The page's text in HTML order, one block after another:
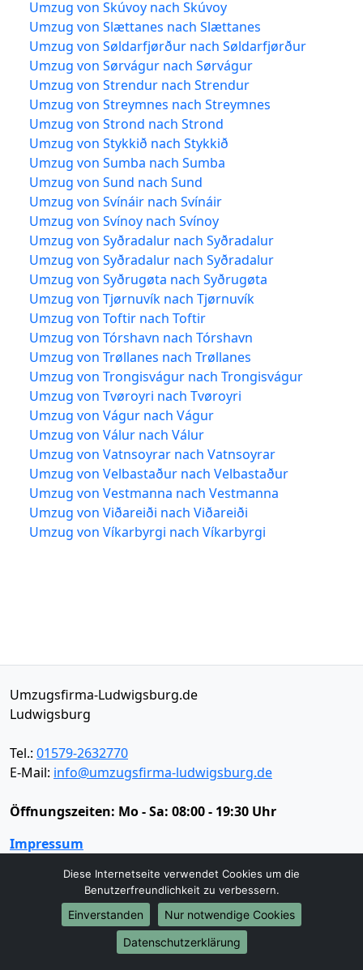
Umzug von Skúvoy nach Skúvoy
Umzug von Slættanes nach Slættanes
Umzug von Søldarfjørður nach Søldarfjørður
Umzug von Sørvágur nach Sørvágur
Umzug von Strendur nach Strendur
Umzug von Streymnes nach Streymnes
Umzug von Strond nach Strond
Umzug von Stykkið nach Stykkið
Umzug von Sumba nach Sumba
Umzug von Sund nach Sund
Umzug von Svínáir nach Svínáir
Umzug von Svínoy nach Svínoy
Umzug von Syðradalur nach Syðradalur
Umzug von Syðradalur nach Syðradalur
Umzug von Syðrugøta nach Syðrugøta
Umzug von Tjørnuvík nach Tjørnuvík
Umzug von Toftir nach Toftir
Umzug von Tórshavn nach Tórshavn
Umzug von Trøllanes nach Trøllanes
Umzug von Trongisvágur nach Trongisvágur
Umzug von Tvøroyri nach Tvøroyri
Umzug von Vágur nach Vágur
Umzug von Válur nach Válur
Umzug von Vatnsoyrar nach Vatnsoyrar
Umzug von Velbastaður nach Velbastaður
Umzug von Vestmanna nach Vestmanna
Umzug von Viðareiði nach Viðareiði
Umzug von Víkarbyrgi nach Víkarbyrgi
Umzugsfirma-Ludwigsburg.de
Ludwigsburg
Tel.: 01579-2632770
E-Mail: info@umzugsfirma-ludwigsburg.de
Öffnungszeiten: Mo - Sa: 08:00 - 19:30 Uhr
Impressum
Umzugsservice
Behördenumzug
Büroumzug
Diese Internetseite verwendet Cookies um die
Benutzerfreundlichkeit zu verbessern.
Einverstanden
Nur notwendige Cookies
Datenschutzerklärung